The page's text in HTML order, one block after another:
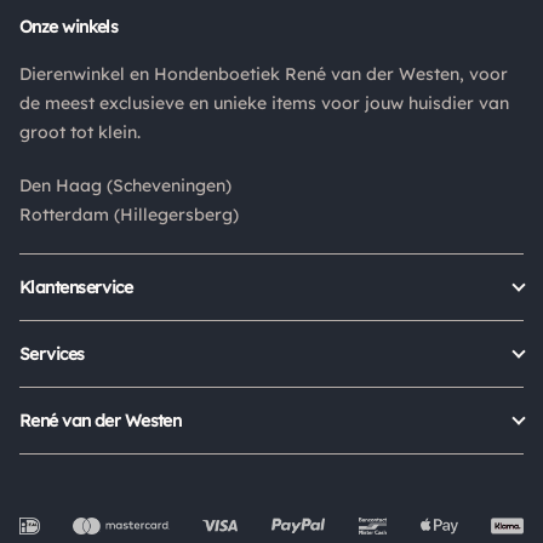
Is een product dat je besteld hebt niet naar wens? Dan kan je
het product altijd retourneren binnen 14 dagen. De
retourkosten bedragen € 6.75 en zijn voor eigen rekening.
pakketten die bij een pakketpunt worden geleverd halen wij
niet af.
Onze winkels
Dierenwinkel en Hondenboetiek René van der Westen, voor
de meest exclusieve en unieke items voor jouw huisdier van
groot tot klein.
Den Haag (Scheveningen)
Rotterdam (Hillegersberg)
Klantenservice
Status bestelling
Mijn account
Services
René van der Westen
Werken bij